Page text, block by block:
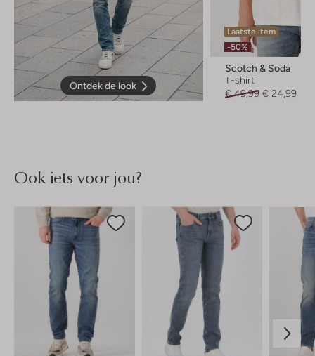
Ontdek de look
Laatste item
-50%
Scotch & Soda
T-shirt
€ 49,99 € 24,99
Ook iets voor jou?